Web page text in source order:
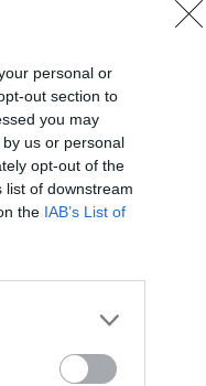
personal or
out section to
you may
us or personal
opt-out of the
list of downstream
the IAB’s List of
la
non
alle
Hive,
di